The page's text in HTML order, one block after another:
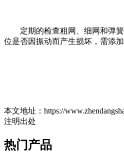
定期的检查粗网、细网和弹簧
位是否因振动而产生损坏，需添
本文地址：https://
注明出处
热门产品